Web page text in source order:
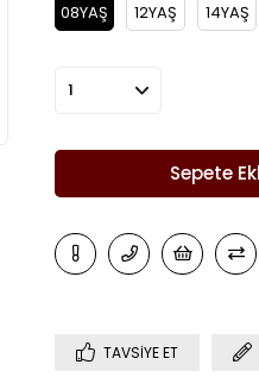
08YAŞ 12YAŞ 14YAŞ
TAVSIYE ET